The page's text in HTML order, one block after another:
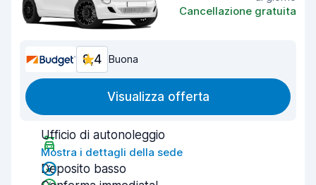
Cancellazione gratuita
8,4 Buona
Visualizza offerta
Ufficio di autonoleggio
Mostra i dettagli della sede
Deposito basso